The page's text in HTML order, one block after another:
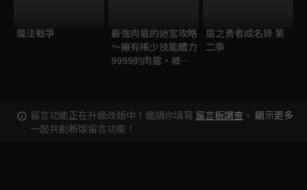
魔法戰爭
最強肉盾的迷宮攻略
～擁有稀少技能體力
9999的肉盾，被勇
盾之勇者成名錄 第
二季
留言功能正在升級改版中！邀請你填寫 留言板調查 ，
一起共創新版留言功能！
顯示更多